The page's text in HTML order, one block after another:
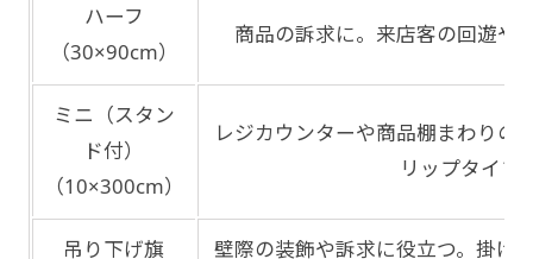
ハーフ
（30×90cm）
商品の訴求に。来店客の回遊や
ミニ（スタン
ド付）
（10×300cm）
レジカウンターや商品棚まわりの
リップタイプ
吊り下げ旗
壁際の装飾や訴求に役立つ。掛け